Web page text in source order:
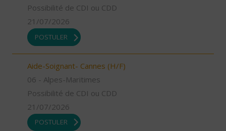
Possibilité de CDI ou CDD
21/07/2026
POSTULER
Aide-Soignant- Cannes (H/F)
06 - Alpes-Maritimes
Possibilité de CDI ou CDD
21/07/2026
POSTULER